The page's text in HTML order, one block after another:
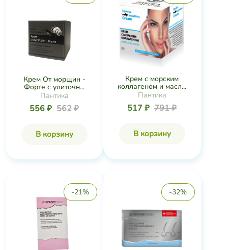
Крем От морщин -
Форте с улиточн...
Пантика
556 ₽ 562 ₽
В корзину
Крем с морским
коллагеном и масл...
Пантика
517 ₽ 791 ₽
В корзину
-21% -32%